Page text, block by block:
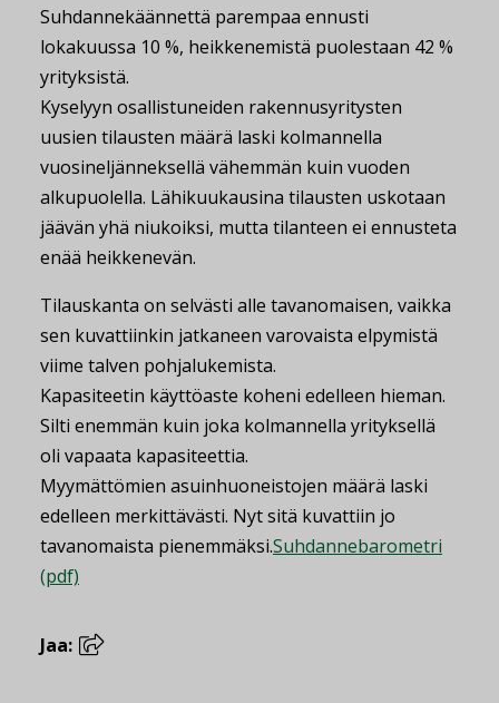
Suhdannekäännettä parempaa ennusti
lokakuussa 10 %, heikkenemistä puolestaan 42 %
yrityksistä.
Kyselyyn osallistuneiden rakennusyritysten
uusien tilausten määrä laski kolmannella
vuosineljänneksellä vähemmän kuin vuoden
alkupuolella. Lähikuukausina tilausten uskotaan
jäävän yhä niukoiksi, mutta tilanteen ei ennusteta
enää heikkenevän.
Tilauskanta on selvästi alle tavanomaisen, vaikka
sen kuvattiinkin jatkaneen varovaista elpymistä
viime talven pohjalukemista.
Kapasiteetin käyttöaste koheni edelleen hieman.
Silti enemmän kuin joka kolmannella yrityksellä
oli vapaata kapasiteettia.
Myymättömien asuinhuoneistojen määrä laski
edelleen merkittävästi. Nyt sitä kuvattiin jo
tavanomaista pienemmäksi.Suhdannebarometri
(pdf)
Jaa: